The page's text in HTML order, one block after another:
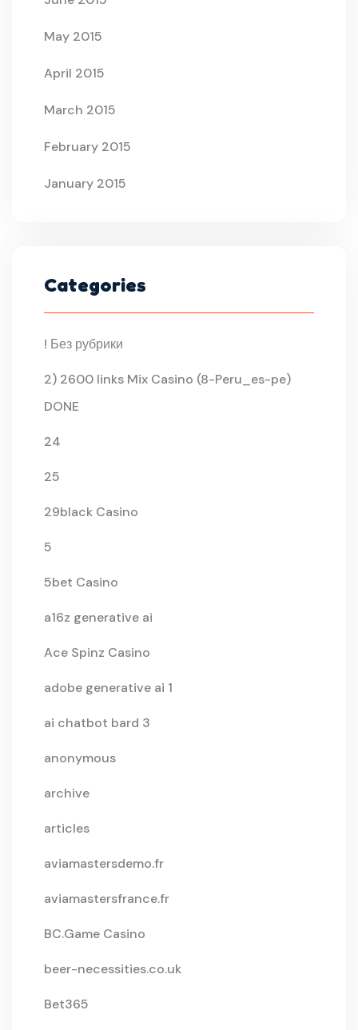
May 2015
April 2015
March 2015
February 2015
January 2015
Categories
! Без рубрики
2) 2600 links Mix Casino (8-Peru_es-pe)
DONE
24
25
29black Casino
5
5bet Casino
a16z generative ai
Ace Spinz Casino
adobe generative ai 1
ai chatbot bard 3
anonymous
archive
articles
aviamastersdemo.fr
aviamastersfrance.fr
BC.Game Casino
beer-necessities.co.uk
Bet365